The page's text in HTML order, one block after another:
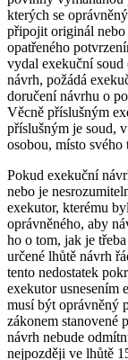
kterých se
připojit originál
opatřeného
vydal exekuční
návrh, požádá
doručení návrhu o
Věcně příslušným
příslušným je soud,
osobou, místo
Pokud exekuční
nebo je
exekutor, kterému
oprávněného, aby
ho o tom, jak je
určené lhůtě návrh
tento nedostatek
exekutor usnesením
musí být oprávněný
zákonem stanovené
návrh nebude
nejpozději ve lhůtě